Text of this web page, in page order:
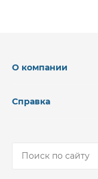
О компании
Справка